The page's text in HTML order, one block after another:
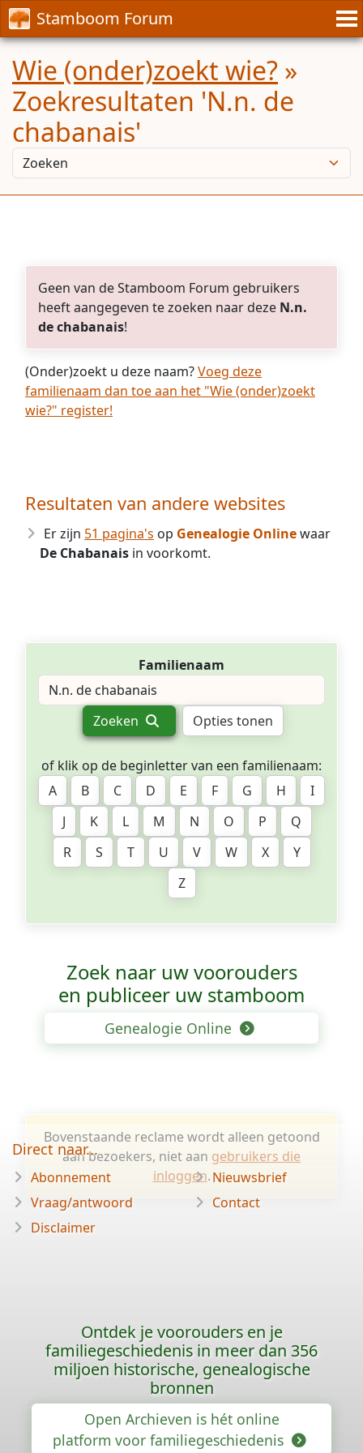
Stamboom Forum
Wie (onder)zoekt wie? »
Zoekresultaten 'N.n. de
chabanais'
Geen van de Stamboom Forum gebruikers
heeft aangegeven te zoeken naar deze N.n.
de chabanais!
(Onder)zoekt u deze naam?Voeg deze
familienaam dan toe aan het "Wie (onder)zoekt
wie?" register!
Resultaten van andere websites
Er zijn 51 pagina's op Genealogie Onlinewaar
De Chabanais in voorkomt.
Familienaam
Zoeken Opties tonen
of klik op de beginletter van een familienaam:
A
B C D E F G H
I
J
K L M N O P
Q
R
S T U V W X
Y
Z
Zoek naar uw voorouders
en publiceer uw stamboom
Genealogie Online
Bovenstaande reclame wordt alleen getoond
aan bezoekers, niet aan gebruikers die
inloggen.
Direct naar...
Abonnement
Vraag/antwoord
Disclaimer
Nieuwsbrief
Contact
Ontdek je voorouders en je
familiegeschiedenis in meer dan 356
miljoen historische, genealogische
bronnen
Open Archieven is hét online
platform voor familiegeschiedenis